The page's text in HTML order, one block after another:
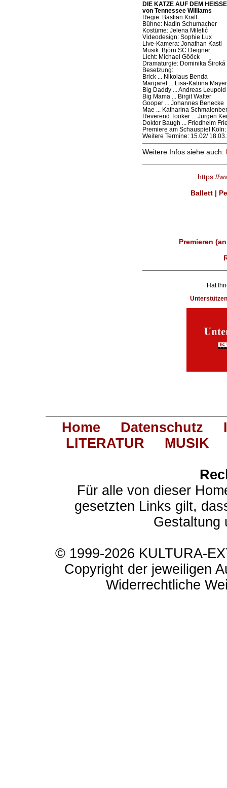
DIE KATZE AUF DEM
von Tennessee Williams
Regie: Bastian Kraft
Bühne: Nadin Schumacher
Kostüme: Jelena Miletić
Videodesign: Sophie Lux
Live-Kamera: Jonathan Kastl
Musik: Björn SC Deigner
Licht: Michael Gööck
Dramaturgie: Dominika Široká
Besetzung:
Brick ... Nikolaus Benda
Margaret ... Lisa­-Katrina Mayer
Big Daddy ... Andreas Leupold
Big Mama ... Birgit Walter
Gooper ... Johannes Benecke
Mae ... Katharina
Reverend Tooker ... Jürgen
Doktor Baugh ... Friedhelm
Premiere am Schauspiel
Weitere Termine: 15.02/
Weitere Infos siehe auch:
https://
Ballett |
Premieren
Hat
Home Datenschutz
LITERATUR
MUSIK
Für alle von dieser
gesetzten Links gilt,
Gestaltung
© 1999-2026 KULTURA-
Copyright der jeweiligen
Widerrechtliche